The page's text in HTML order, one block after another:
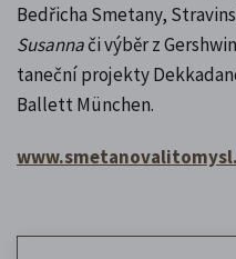
Bedřicha Smetany,
Susannači výběr z
taneční projekty
Ballett München.